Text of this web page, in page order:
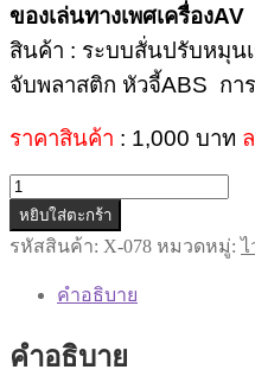
ของเล่นทางเพศเครื่องAV
สินค้า : ระบบสั่นปรับหมุนเ
จับพลาสติก หัวจี้ABS กา
ราคาสินค้า : 1,000 บาท
จำนวน
รหัส
X-
ของ
ทาง
หยิบใส่ตะกร้า
รหัสสินค้า: X-078 หมวดหมู่:ไ
คำอธิบาย
คำอธิบาย